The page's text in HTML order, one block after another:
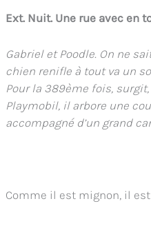
Ext. Nuit. Une rue avec en
Gabriel et Poodle. On ne
chien renifle à tout va un
Pour la 389ème fois,
Playmobil, il arbore une
accompagné d’un grand
Comme il est mignon, il